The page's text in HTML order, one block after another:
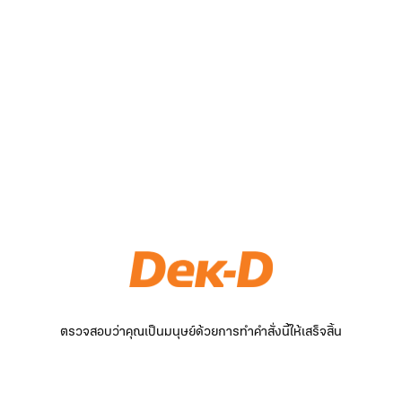
ตรวจสอบว่าคุณเป็นมนุษย์ด้วยการทำคำสั่งนี้ให้เสร็จสิ้น